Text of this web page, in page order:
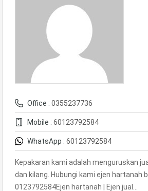
Office : 0355237736
Mobile : 60123792584
WhatsApp : 60123792584
Kepakaran kami adalah menguruskan
dan kilang. Hubungi kami ejen hartanah
0123792584Ejen hartanah | Ejen jual…